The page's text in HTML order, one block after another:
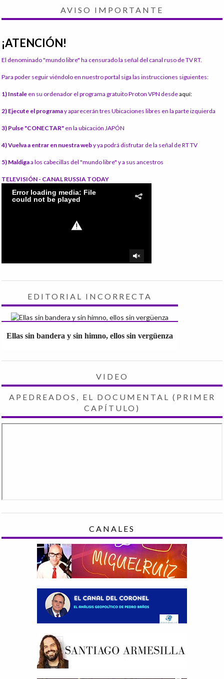
AVISO IMPORTANTE
¡ATENCIÓN!
El denominado "mundo libre" ha censurado la señal del canal ruso de TV RT.
Para poder seguir viéndolo en nuestro portal siga las instrucciones siguientes:
1) Instale en su ordenador el programa gratuito Proton VPN desdeaquí:
2) Ejecute el programay aparecerán tres Ubicaciones libres en la parte izquierda
3) Pulse "CONECTAR" en la ubicación JAPÓN
4) Vuelva a entrar en nuestra weby ya podrá disfrutar de la señal de RT TV
5) Maldigaa los cabecillas del "mundo libre" y a sus ancestros
TELEVISIÓN - CANAL RUSSIA TODAY
EDITORIAL INCORRECTA
Ellas sin bandera y sin himno, ellos sin vergüenza
VIDEO
APEDREADOS, EL DOCUMENTAL (PRIMER
CAPÍTULO)
CANALES